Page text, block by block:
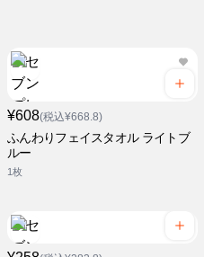
¥608(税込¥668.8)
ふんわりフェイスタオル ライトブ
ルー
1枚